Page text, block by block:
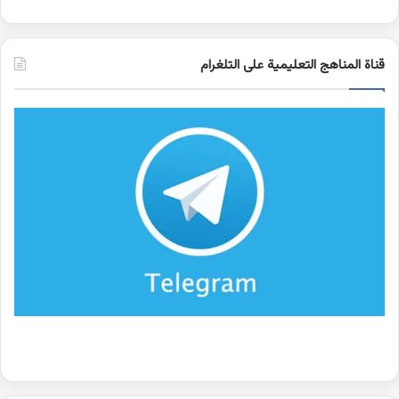
قناة المناهج التعليمية على التلغرام